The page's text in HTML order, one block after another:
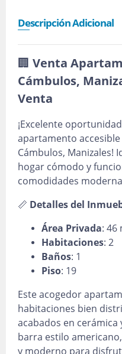
Descripción Adicional
🏢 Venta
Cámbulos,
Venta
¡Excelente
apartamento
Cámbulos, Manizales!
hogar cómodo y
comodidades
📏 Detalles del
Área Privada: 46
Habitaciones: 2
Baños: 1
Piso: 19
Este acogedor
habitaciones bien
acabados en cerámica
barra estilo
y moderno para